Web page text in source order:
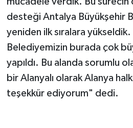
desteği Antalya Büyükşehir
yeniden ilk sıralara
Belediyemizin burada çok
yapıldı. Bu alanda sorumlu
bir Alanyalı olarak Alanya
teşekkür ediyorum" dedi.